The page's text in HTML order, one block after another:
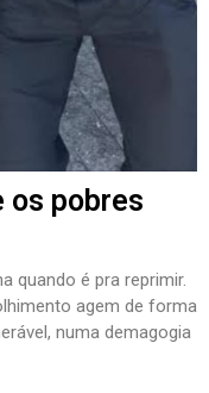
os pobres
quando é pra reprimir.
agem de forma
numa demagogia